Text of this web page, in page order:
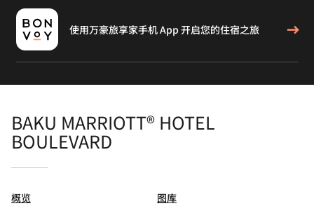
使用万豪旅享家手机 App 开启您的住宿之旅
BAKU MARRIOTT® HOTEL
BOULEVARD
概览
图库